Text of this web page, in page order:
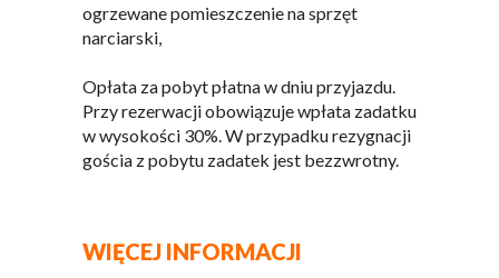
ogrzewane pomieszczenie na sprzęt
narciarski,
Opłata za pobyt płatna w dniu przyjazdu.
Przy rezerwacji obowiązuje wpłata zadatku
w wysokości 30%. W przypadku rezygnacji
gościa z pobytu zadatek jest bezzwrotny.
WIĘCEJ INFORMACJI